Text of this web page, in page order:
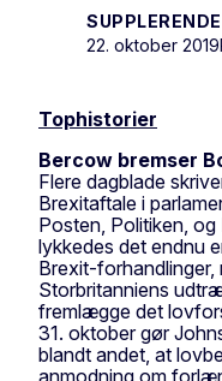
22. oktober 2019
Tophistorier
Bercow bremser
Flere dagblade
Brexitaftale i
Posten, Politiken,
lykkedes det endnu
Brexit-
Storbritanniens
fremlægge det
31. oktober gør
blandt andet, at
anmodning om